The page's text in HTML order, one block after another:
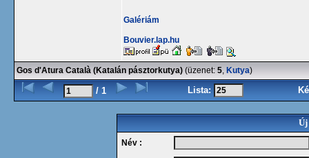
Galériám
Bouvier.lap.hu
Gos d'Atura Català (Katalán pásztorkutya) (üzenet: 5, Kutya)
/ 1 Lista:
Új
Név :